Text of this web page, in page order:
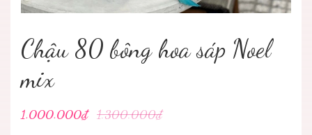
Chậu 80 bông hoa sáp Noel
mix
1.000.000₫ 1.300.000₫